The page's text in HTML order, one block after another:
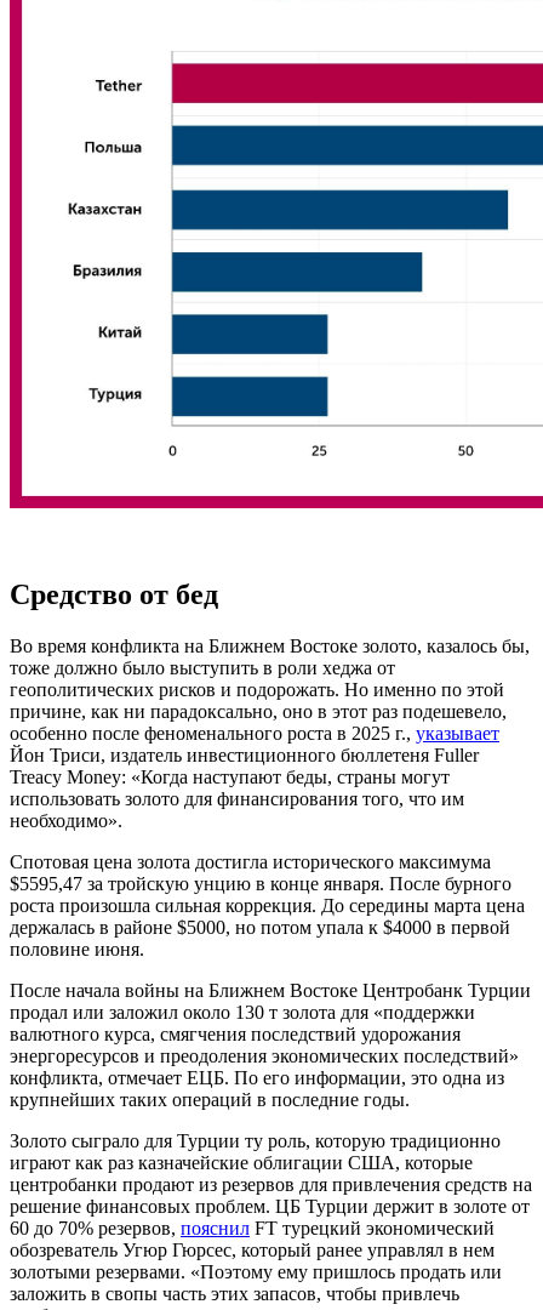
Средство от бед
Во время конфликта на Ближнем Востоке золото, казалось бы,
тоже должно было выступить в роли хеджа от
геополитических рисков и подорожать. Но именно по этой
причине, как ни парадоксально, оно в этот раз подешевело,
особенно после феноменального роста в 2025 г., указывает
Йон Триси, издатель инвестиционного бюллетеня Fuller
Treacy Money: «Когда наступают беды, страны могут
использовать золото для финансирования того, что им
необходимо».
Спотовая цена золота достигла исторического максимума
$5595,47 за тройскую унцию в конце января. После бурного
роста произошла сильная коррекция. До середины марта цена
держалась в районе $5000, но потом упала к $4000 в первой
половине июня.
После начала войны на Ближнем Востоке Центробанк Турции
продал или заложил около 130 т золота для «поддержки
валютного курса, смягчения последствий удорожания
энергоресурсов и преодоления экономических последствий»
конфликта, отмечает ЕЦБ. По его информации, это одна из
крупнейших таких операций в последние годы.
Золото сыграло для Турции ту роль, которую традиционно
играют как раз казначейские облигации США, которые
центробанки продают из резервов для привлечения средств на
решение финансовых проблем. ЦБ Турции держит в золоте от
60 до 70% резервов, пояснил FT турецкий экономический
обозреватель Угюр Гюрсес, который ранее управлял в нем
золотыми резервами. «Поэтому ему пришлось продать или
заложить в свопы часть этих запасов, чтобы привлечь